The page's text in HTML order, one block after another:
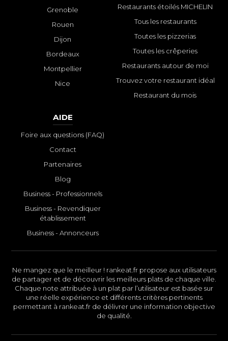
Grenoble
Rouen
Dijon
Bordeaux
Montpellier
Nice
Restaurants étoilés MICHELIN
Tous les restaurants
Toutes les pizzerias
Toutes les crêperies
Restaurants autour de moi
Trouvez votre restaurant idéal
Restaurant du mois
AIDE
Foire aux questions (FAQ)
Contact
Partenaires
Blog
Business - Professionnels
Business - Revendiquer
établissement
Business - Annonceurs
Ne mangez que le meilleur ! rankeat.fr propose aux utilisateurs
de partager et de découvrir les meilleurs plats de chaque ville.
Chaque note attribuée à un plat par l’utilisateur est basée sur
une réelle expérience et différents critères pertinents
permettant à rankeat.fr de délivrer une information objective
de qualité.